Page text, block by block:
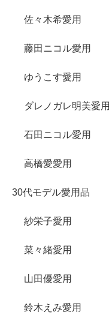
佐々木希愛用
藤田ニコル愛用
ゆうこす愛用
ダレノガレ明美愛用
石田ニコル愛用
高橋愛愛用
30代モデル愛用品
紗栄子愛用
菜々緒愛用
山田優愛用
鈴木えみ愛用